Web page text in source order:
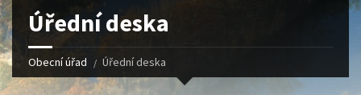
Úřední deska
Obecní úřad Úřední deska